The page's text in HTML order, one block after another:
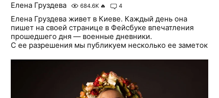
Елена Груздева 684.6K 🔥 4
Елена Груздева живет в Киеве. Каждый день она
пишет на своей странице в Фейсбуке впечатления
прошедшего дня — военные дневники.
С ее разрешения мы публикуем несколько ее заметок